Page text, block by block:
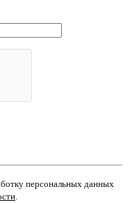
персональных данных
.